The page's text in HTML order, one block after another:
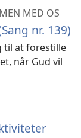
MED OS
nr. 139)
til at forestille
når Gud vil